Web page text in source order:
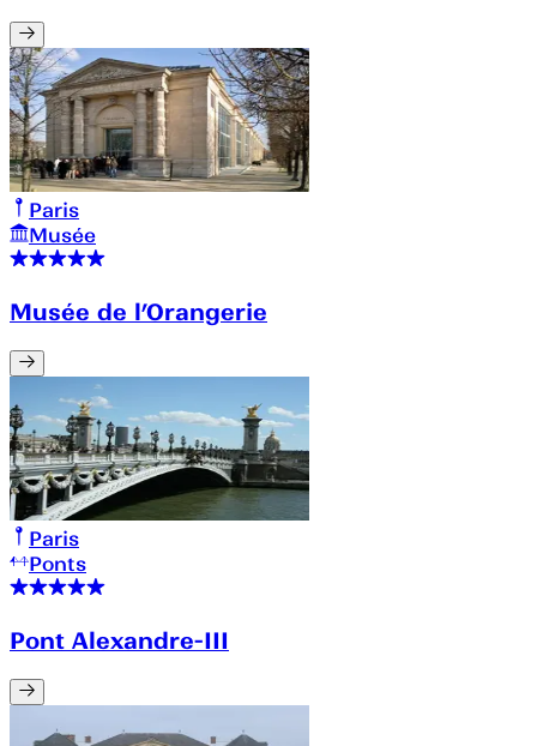
Paris
Musée
Musée de l’Orangerie
Paris
Ponts
Pont Alexandre-III